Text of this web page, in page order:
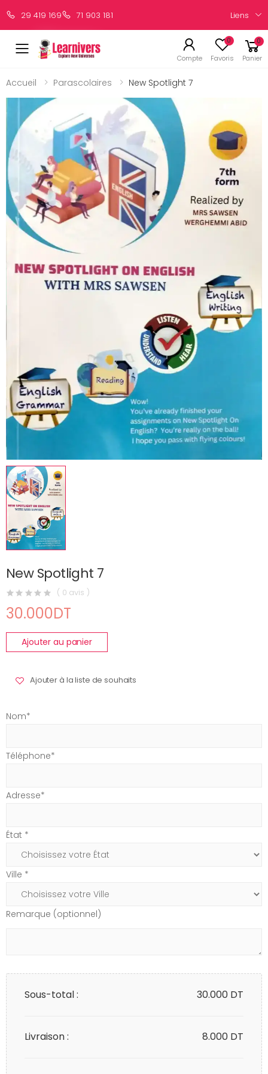
29 419 169 71 903 181 Liens
Compte
0
Favoris
0
Panier
Accueil Parascolaires New Spotlight 7
New Spotlight 7
( 0 avis )
30.000DT
Ajouter au panier
Ajouter à la liste de souhaits
Nom*
Téléphone*
Adresse*
État *
Ville *
Remarque (optionnel)
Sous-total : 30.000 DT
Livraison : 8.000 DT